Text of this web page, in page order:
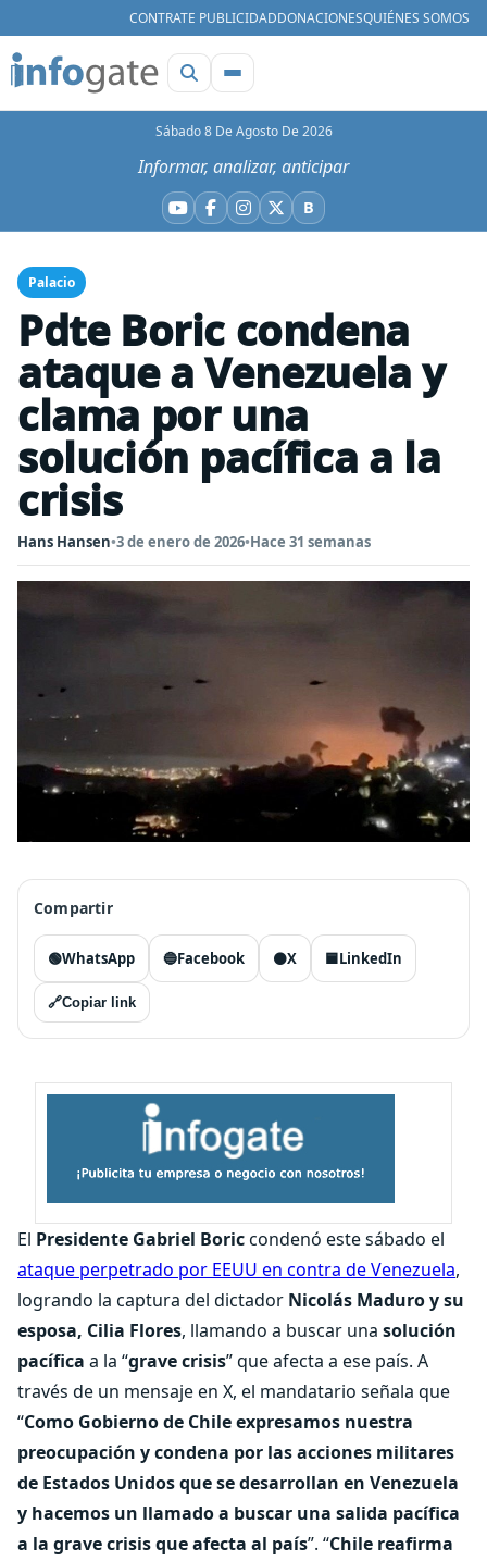
CONTRATE PUBLICIDADDONACIONESQUIÉNES SOMOS
Sábado 8 De Agosto De 2026
Informar, analizar, anticipar
YouTube
Facebook
Instagram
X BBluesky
Palacio
Pdte Boric condena
ataque a Venezuela y
clama por una
solución pacífica a la
crisis
Hans Hansen•3 de enero de 2026•Hace 31 semanas
Compartir
🟢WhatsApp 🔵Facebook ⚫X 🟦LinkedIn
🔗Copiar link
El Presidente Gabriel Boriccondenó este sábado el
ataque perpetrado por EEUU en contra de Venezuela,
logrando la captura del dictador Nicolás Maduro y su
esposa, Cilia Flores, llamando a buscar una solución
pacífica a la “grave crisis” que afecta a ese país. A
través de un mensaje en X, el mandatario señala que
“Como Gobierno de Chile expresamos nuestra
preocupación y condena por las acciones militares
de Estados Unidos que se desarrollan en Venezuela
y hacemos un llamado a buscar una salida pacífica
a la grave crisis que afecta al país”. “Chile reafirma